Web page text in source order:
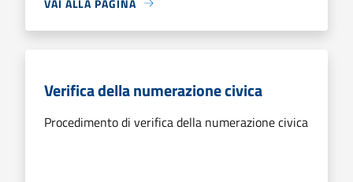
Verifica della numerazione civica
Procedimento di verifica della numerazione civica